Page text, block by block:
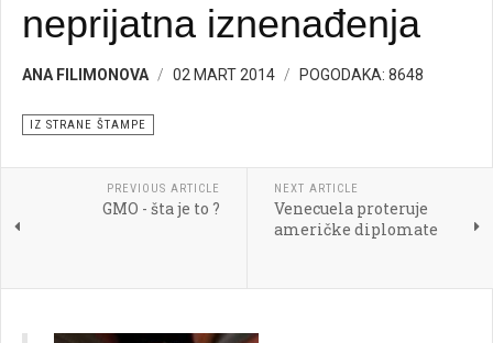
neprijatna iznenađenja
ANA FILIMONOVA 02 MART 2014 POGODAKA: 8648
IZ STRANE ŠTAMPE
PREVIOUS ARTICLE
GMO - šta je to ?
NEXT ARTICLE
Venecuela proteruje
američke diplomate